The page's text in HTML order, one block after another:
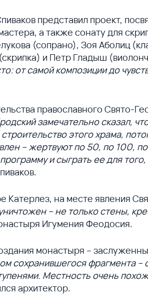
представил проект,
а также сонату для
(сопрано), Зоя Аболиц
и Петр Гладыш
от самой композиции до
православного Свято-
замечательно сказал,
этого храма,
– жертвуют по 50, по 100,
и сыграть ее для
Катерлез, на месте явления
– не только стены,
Игумения Феодосия.
монастыря –
сохранившегося фрагмента –
Местность очень
архитектор.